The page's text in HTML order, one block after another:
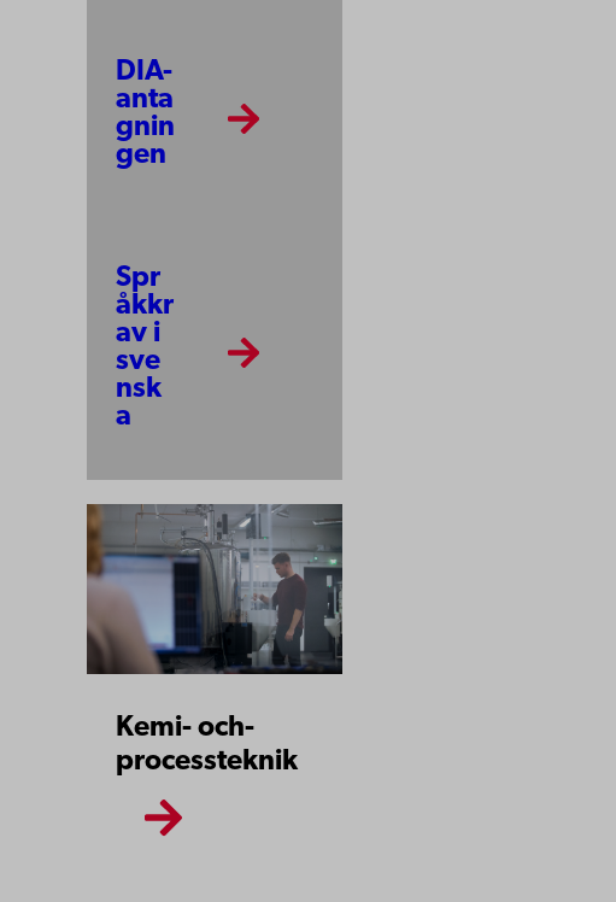
DIA-
anta
gnin
gen
Spr
åkkr
av i
sve
nsk
a
Kemi-­ och­
process­teknik